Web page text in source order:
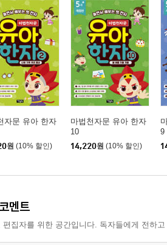
자문 유아 한자
원 (10% 할인)
마법천자문 유아 한자
10
14,220원 (10% 할인)
9
멘트
편집자를 위한 공간입니다. 독자들에게 전하